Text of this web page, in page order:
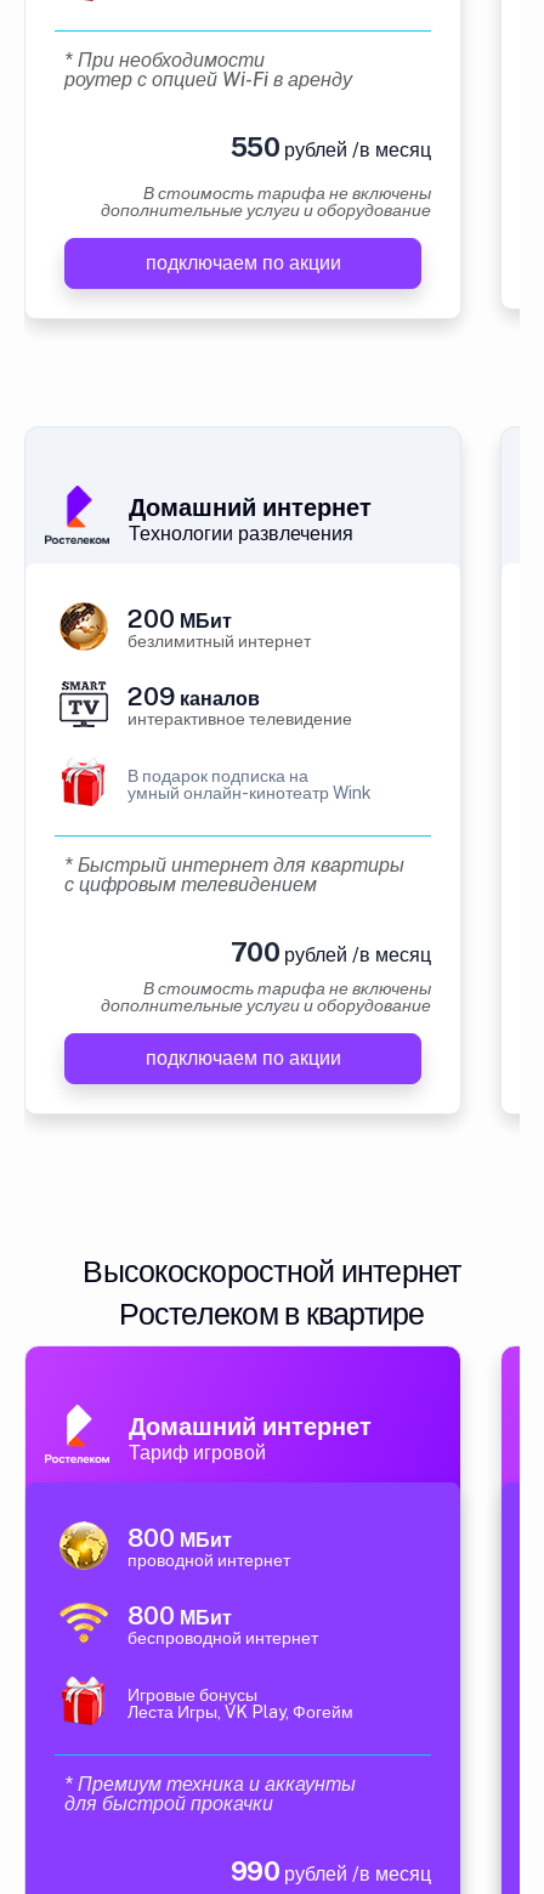
* При необходимости
роутер с опцией Wi-Fi в аренду
550 рублей /в месяц
В стоимость тарифа не включены
дополнительные услуги и оборудование
подключаем по акции
Домашний интернет
Технологии развлечения
200 МБит
безлимитный интернет
209 каналов
интерактивное телевидение
В подарок подписка на
умный онлайн-кинотеатр Wink
* Быстрый интернет для квартиры
с цифровым телевидением
700 рублей /в месяц
В стоимость тарифа не включены
дополнительные услуги и оборудование
подключаем по акции
Высокоскоростной интернет
Ростелеком в квартире
Домашний интернет
Тариф игровой
800 МБит
проводной интернет
800 МБит
беспроводной интернет
Игровые бонусы
Леста Игры, VK Play, Фогейм
* Премиум техника и аккаунты
для быстрой прокачки
990 рублей /в месяц